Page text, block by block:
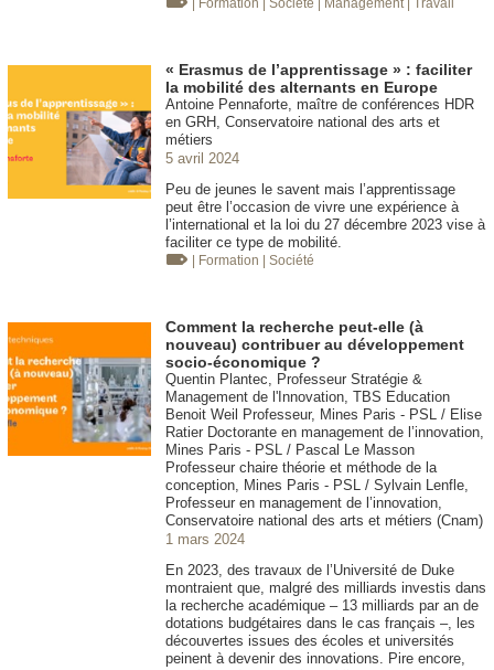
« Erasmus de l’apprentissage » : faciliter
la mobilité des alternants en Europe
Antoine Pennaforte, maître de conférences HDR
en GRH, Conservatoire national des arts et
métiers
5 avril 2024
Peu de jeunes le savent mais l’apprentissage
peut être l’occasion de vivre une expérience à
l’international et la loi du 27 décembre 2023 vise à
faciliter ce type de mobilité.
| Formation | Société
Comment la recherche peut-elle (à
nouveau) contribuer au développement
socio-économique ?
Quentin Plantec, Professeur Stratégie &
Management de l'Innovation, TBS Education
Benoit Weil Professeur, Mines Paris - PSL / Elise
Ratier Doctorante en management de l’innovation,
Mines Paris - PSL / Pascal Le Masson
Professeur chaire théorie et méthode de la
conception, Mines Paris - PSL / Sylvain Lenfle,
Professeur en management de l’innovation,
Conservatoire national des arts et métiers (Cnam)
1 mars 2024
En 2023, des travaux de l’Université de Duke
montraient que, malgré des milliards investis dans
la recherche académique – 13 milliards par an de
dotations budgétaires dans le cas français –, les
découvertes issues des écoles et universités
peinent à devenir des innovations. Pire encore,